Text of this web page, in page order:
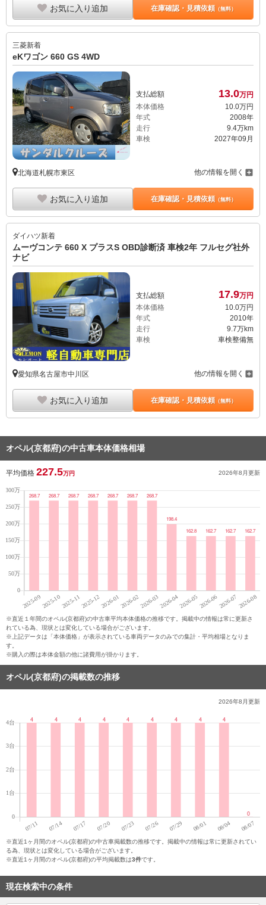
お気に入り追加 在庫確認・見積依頼（無料）
三菱新着
eKワゴン 660 GS 4WD
支払総額 13.0万円
本体価格
10. 0万円
年式
2008年
走行
9.4万km
車検
2027年09月
北海道札幌市東区 他の情報を開く
お気に入り追加 在庫確認・見積依頼（無料）
ダイハツ新着
ムーヴコンテ 660 X プラスS OBD診断済 車検2年 フルセグ社外
ナビ
支払総額 17.9万円
本体価格
10.0万円
年式
2010年
走行
9.7万km
車検
車検整備無
愛知県名古屋市中川区 他の情報を開く
お気に入り追加 在庫確認・見積依頼（無料）
オペル(京都府)の中古車本体価格相場
平均価格 227.5万円 2026年8月更新
※直近１年間のオペル(京都府)の中古車平均本体価格の推移です。掲載中の情報は常に更新さ
れている為、現状とは変化している場合がございます。
※上記データは「本体価格」が表示されている車両データのみでの集計・平均相場となりま
す。
※購入の際は本体金額の他に諸費用が掛かります。
オペル(京都府)の掲載数の推移
2026年8月更新
※直近1ヶ月間のオペル(京都府)の中古車掲載数の推移です。掲載中の情報は常に更新されてい
る為、現状とは変化している場合がございます。
※直近1ヶ月間のオペル(京都府)の平均掲載数は3件です。
現在検索中の条件